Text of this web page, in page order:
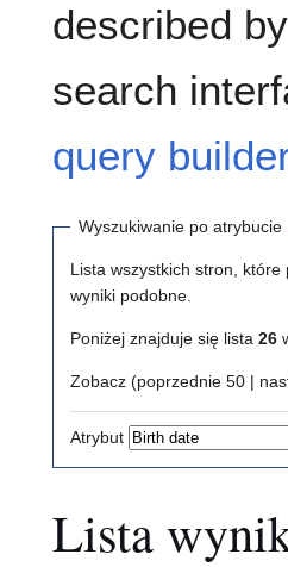
described
search
query builder
Wyszukiwanie po atrybucie
Lista wszystkich stron, które
wyniki podobne.
Poniżej znajduje się lista 26
Zobacz (poprzednie 50 |
Atrybut
Lista